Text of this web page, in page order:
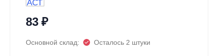
83₽
Основной склад: Осталось 2 штуки